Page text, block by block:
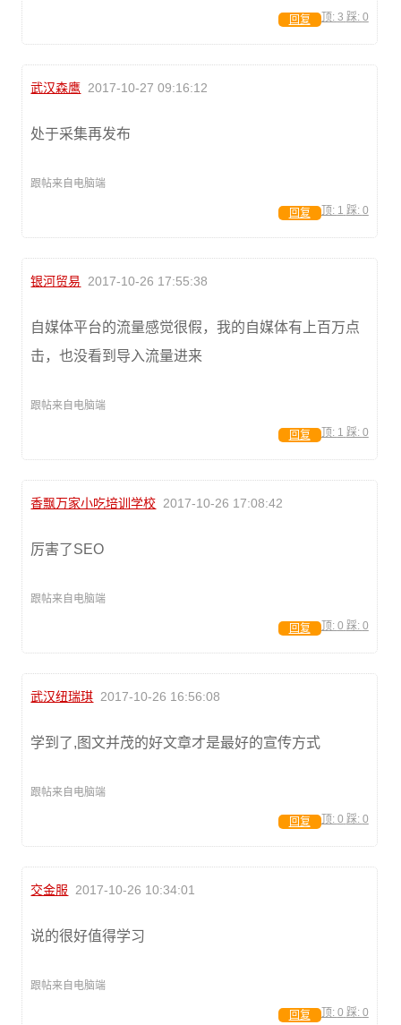
顶: 3 踩: 0
回复
武汉森鹰 2017-10-27 09:16:12
处于采集再发布
跟帖来自电脑端
顶: 1 踩: 0
回复
银河贸易 2017-10-26 17:55:38
自媒体平台的流量感觉很假，我的自媒体有上百万点
击，也没看到导入流量进来
跟帖来自电脑端
顶: 1 踩: 0
回复
香飘万家小吃培训学校 2017-10-26 17:08:42
厉害了SEO
跟帖来自电脑端
顶: 0 踩: 0
回复
武汉纽瑞琪 2017-10-26 16:56:08
学到了,图文并茂的好文章才是最好的宣传方式
跟帖来自电脑端
顶: 0 踩: 0
回复
交金服 2017-10-26 10:34:01
说的很好值得学习
跟帖来自电脑端
顶: 0 踩: 0
回复